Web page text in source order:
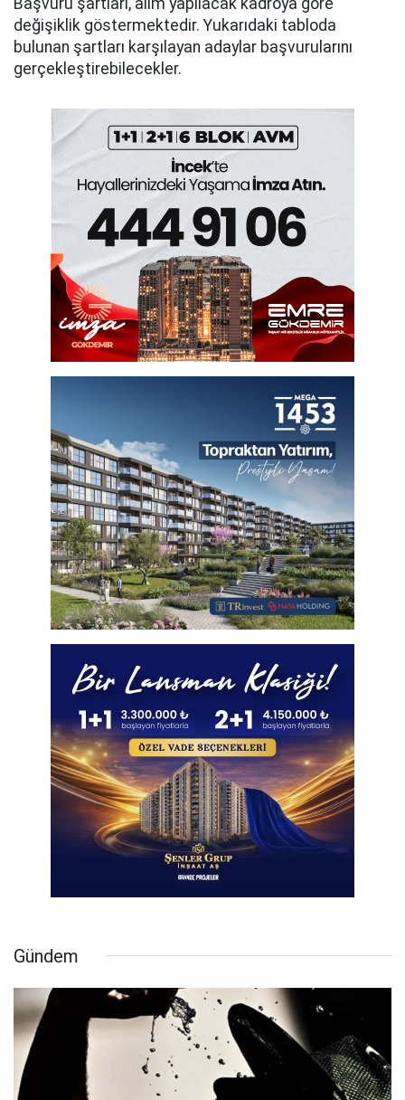
değişiklik göstermektedir. Yukarıdaki tabloda
bulunan şartları karşılayan adaylar başvurularını
gerçekleştirebilecekler.
Gündem